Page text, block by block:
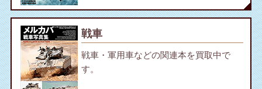
戦車
戦車・軍用車などの関連本を買取中で
す。